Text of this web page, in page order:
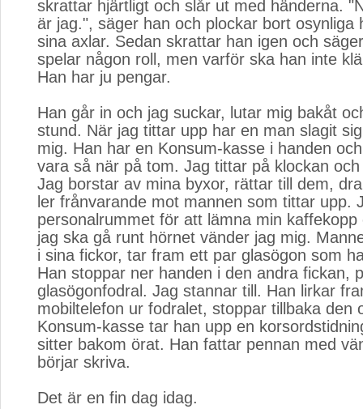
skrattar hjärtligt och slår ut med händerna.
är jag.", säger han och plockar bort osynliga
sina axlar. Sedan skrattar han igen och
spelar någon roll, men varför ska han inte
Han har ju pengar.
Han går in och jag suckar, lutar mig bakåt
stund. När jag tittar upp har en man slagit
mig. Han har en Konsum-kasse i handen
vara så när på tom. Jag tittar på klockan
Jag borstar av mina byxor, rättar till dem,
ler frånvarande mot mannen som tittar upp.
personalrummet för att lämna min kaffekopp
jag ska gå runt hörnet vänder jag mig.
i sina fickor, tar fram ett par glasögon som
Han stoppar ner handen i den andra fickan,
glasögonfodral. Jag stannar till. Han lirkar
mobiltelefon ur fodralet, stoppar tillbaka den
Konsum-kasse tar han upp en
sitter bakom örat. Han fattar pennan med
börjar skriva.
Det är en fin dag idag.